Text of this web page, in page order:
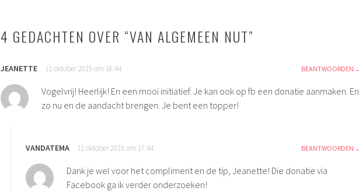
4 GEDACHTEN OVER “VAN ALGEMEEN NUT”
JEANETTE 11 oktober 2019 om 16:44 BEANTWOORDEN
Vogelvrij! Heerlijk! En een mooi initiatief. Je kan ook op fb een donatie aanmaken. En
zo nu en de aandacht brengen. Je bent een topper!
VANDATEMA 11 oktober 2019 om 17:44 BEANTWOORDEN
Dank je wel voor het compliment en de tip, Jeanette! Die donatie via
Facebook ga ik verder onderzoeken!